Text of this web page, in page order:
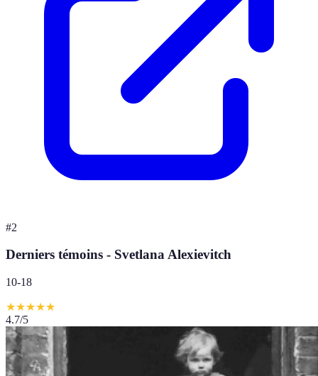
#2
Derniers témoins - Svetlana Alexievitch
10-18
★★★★★
4.7/5